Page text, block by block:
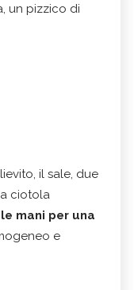
un pizzico di
il sale, due
ciotola
mani per una
e